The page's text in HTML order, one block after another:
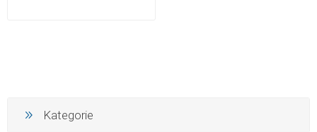
Kategorie